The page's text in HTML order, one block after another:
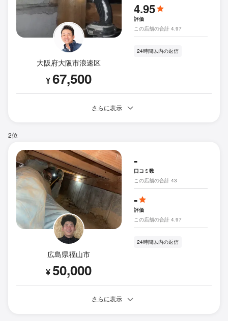
大阪府大阪市浪速区
¥67,500
4.95
評価
この店舗の合計 4.97
24時間以内の返信
さらに表示
2位
広島県福山市
¥50,000
-
口コミ数
この店舗の合計 43
-
評価
この店舗の合計 4.97
24時間以内の返信
さらに表示